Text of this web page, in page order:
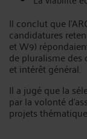
Il conclut que
candidatures
et W9)
de pluralisme des
et intérêt général.
Il a jugé que la
par la volonté
projets